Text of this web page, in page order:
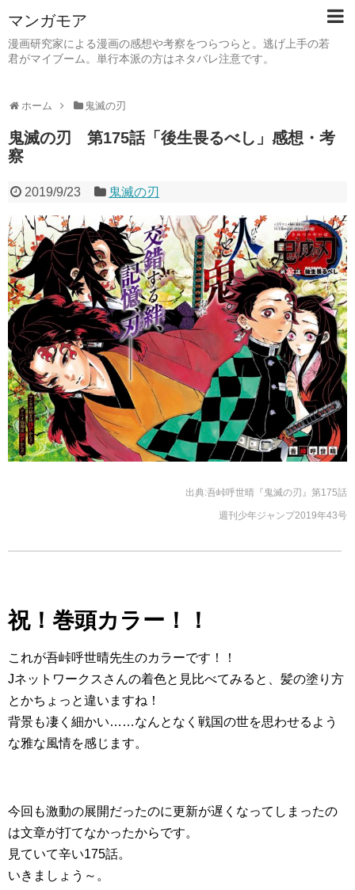
マンガモア
漫画研究家による漫画の感想や考察をつらつらと。逃げ上手の若
君がマイブーム。単行本派の方はネタバレ注意です。
ホーム 鬼滅の刃
鬼滅の刃 第175話「後生畏るべし」感想・考
察
2019/9/23 鬼滅の刃
出典:吾峠呼世晴『鬼滅の刃』第175話
週刊少年ジャンプ2019年43号
祝！巻頭カラー！！
これが吾峠呼世晴先生のカラーです！！
Jネットワークスさんの着色と見比べてみると、髪の塗り方
とかちょっと違いますね！
背景も凄く細かい……なんとなく戦国の世を思わせるよう
な雅な風情を感じます。
今回も激動の展開だったのに更新が遅くなってしまったの
は文章が打てなかったからです。
見ていて辛い175話。
いきましょう～。